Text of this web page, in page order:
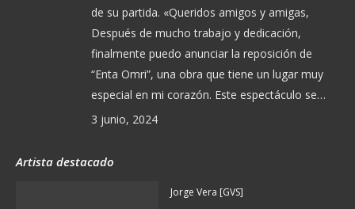
de su partida. «Queridos amigos y amigas,
Después de mucho trabajo y dedicación,
finalmente puedo anunciar la reposición de
“Enta Omri”, una obra que tiene un lugar muy
especial en mi corazón. Este espectáculo se…
3 junio, 2024
Artista destacado
Jorge Vera [GVS]